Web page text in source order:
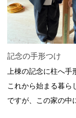
記念の手形つけ
上棟の記念に柱へ手
これから始まる暮ら
ですが、この家の中